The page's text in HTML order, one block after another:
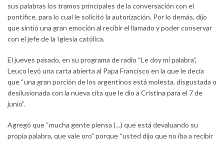
sus palabras los tramos principales de la conversación con el
pontífice, para lo cual le solicitó la autorización. Por lo demás, dijo
que sintió una gran emoción al recibir el llamado y poder conservar
con el jefe de la Iglesia católica.
El jueves pasado, en su programa de radio “Le doy mi palabra”,
Leuco leyó una carta abierta al Papa Francisco en la que le decía
que “una gran porción de los argentinos está molesta, disgustada o
desilusionada con la nueva cita que le dio a Cristina para el 7 de
junio”.
Agregó que “mucha gente piensa (…) que está devaluando su
propia palabra, que vale oro” porque “usted dijo que no iba a recibir